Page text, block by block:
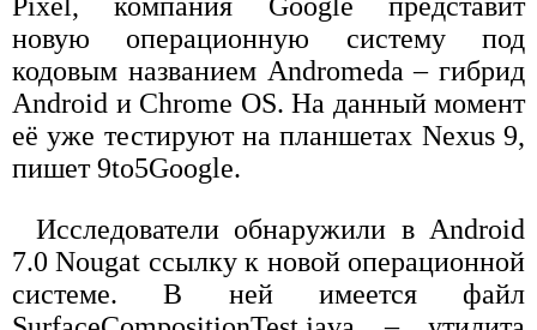
новую операционную систему под
кодовым названием Andromeda – гибрид
Android и Chrome OS. На данный момент
её уже тестируют на планшетах Nexus 9,
пишет 9to5Google.
Исследователи обнаружили в Android
7.0 Nougat ссылку к новой операционной
системе. В ней имеется файл